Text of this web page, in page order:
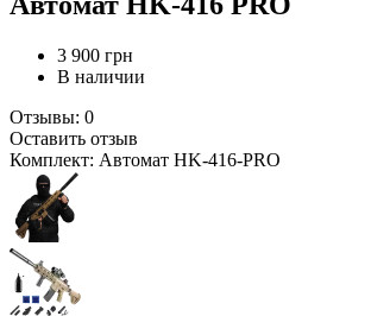
3 900 грн
В наличии
Отзывы: 0
Оставить отзыв
Комплект: Автомат HK-416-PRO